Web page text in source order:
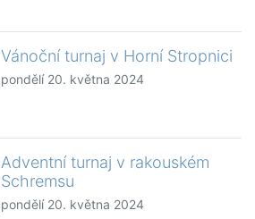
Vánoční turnaj v Horní Stropnici
pondělí 20. května 2024
Adventní turnaj v rakouském
Schremsu
pondělí 20. května 2024